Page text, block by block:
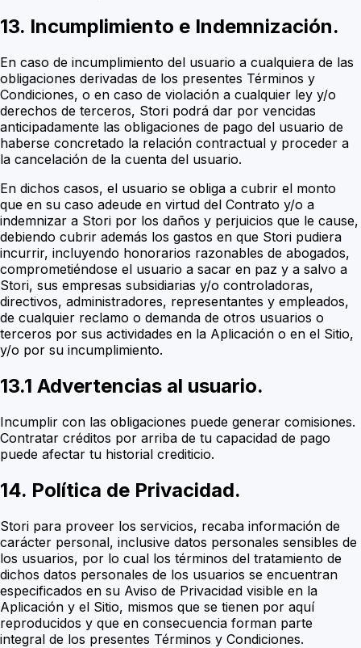
13. Incumplimiento e Indemnización.
En caso de incumplimiento del usuario a cualquiera de las
obligaciones derivadas de los presentes Términos y
Condiciones, o en caso de violación a cualquier ley y/o
derechos de terceros, Stori podrá dar por vencidas
anticipadamente las obligaciones de pago del usuario de
haberse concretado la relación contractual y proceder a
la cancelación de la cuenta del usuario.
En dichos casos, el usuario se obliga a cubrir el monto
que en su caso adeude en virtud del Contrato y/o a
indemnizar a Stori por los daños y perjuicios que le cause,
debiendo cubrir además los gastos en que Stori pudiera
incurrir, incluyendo honorarios razonables de abogados,
comprometiéndose el usuario a sacar en paz y a salvo a
Stori, sus empresas subsidiarias y/o controladoras,
directivos, administradores, representantes y empleados,
de cualquier reclamo o demanda de otros usuarios o
terceros por sus actividades en la Aplicación o en el Sitio,
y/o por su incumplimiento.
13.1 Advertencias al usuario.
Incumplir con las obligaciones puede generar comisiones.
Contratar créditos por arriba de tu capacidad de pago
puede afectar tu historial crediticio.
14. Política de Privacidad.
Stori para proveer los servicios, recaba información de
carácter personal, inclusive datos personales sensibles de
los usuarios, por lo cual los términos del tratamiento de
dichos datos personales de los usuarios se encuentran
especificados en su Aviso de Privacidad visible en la
Aplicación y el Sitio, mismos que se tienen por aquí
reproducidos y que en consecuencia forman parte
integral de los presentes Términos y Condiciones.